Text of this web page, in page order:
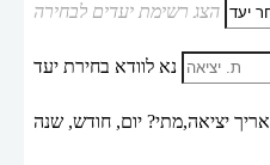
הצג רשימת יעדים לבחירה
נא לוודא בחירת יעד
יציאה,מתי? יום, חודש, שנה